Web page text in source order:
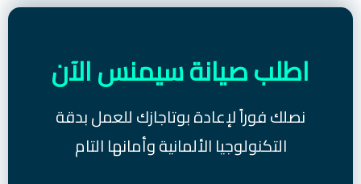
اطلب صيانة سيمنس الآن
نصلك فوراً لإعادة بوتاجازك للعمل بدقة
التكنولوجيا الألمانية وأمانها التام